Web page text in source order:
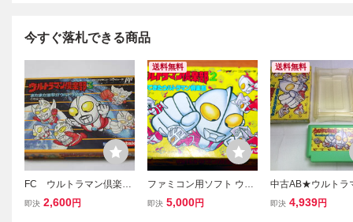
今すぐ落札できる商品
FC ウルトラマン倶楽部
３ またまた出撃!!ウルト
即決 2,600円
送料無料
ファミコン用ソフト ウル
トラマン倶楽部２ 帰って
即決 5,000円
送料無料
中古AB★ウルトラ
楽部2★ファミコン
即決 4,939円